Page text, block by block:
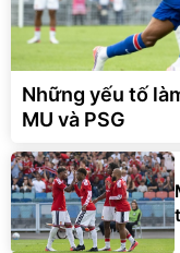
Những yếu tố
MU và PSG